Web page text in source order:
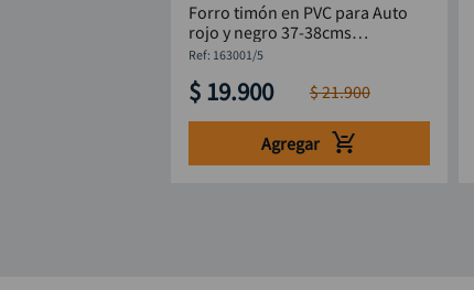
Forro timón en PVC para Auto
rojo y negro 37-38cms
DISCOVER
: 163001/5
$ 19.900 $21.900
Agregar